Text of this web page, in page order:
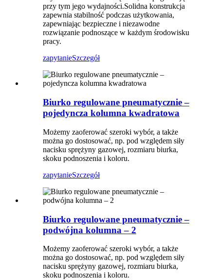
przy tym jego wydajności.Solidna konstrukcja
zapewnia stabilność podczas użytkowania,
zapewniając bezpieczne i niezawodne
rozwiązanie podnoszące w każdym środowisku
pracy.
zapytanieSzczegół
Biurko regulowane pneumatycznie –
pojedyncza kolumna kwadratowa
Możemy zaoferować szeroki wybór, a także
można go dostosować, np. pod względem siły
nacisku sprężyny gazowej, rozmiaru biurka,
skoku podnoszenia i koloru.
zapytanieSzczegół
Biurko regulowane pneumatycznie –
podwójna kolumna – 2
Możemy zaoferować szeroki wybór, a także
można go dostosować, np. pod względem siły
nacisku sprężyny gazowej, rozmiaru biurka,
skoku podnoszenia i koloru.